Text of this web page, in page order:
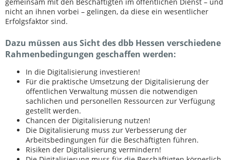
nicht an ihnen vorbei – gelingen, da diese ein wesentlicher
Erfolgsfaktor sind.
Dazu müssen aus Sicht des dbb Hessen verschiedene
Rahmenbedingungen geschaffen werden:
In die Digitalisierung investieren!
Für die praktische Umsetzung der Digitalisierung der
öffentlichen Verwaltung müssen die notwendigen
sachlichen und personellen Ressourcen zur Verfügung
gestellt werden.
Chancen der Digitalisierung nutzen!
Die Digitalisierung muss zur Verbesserung der
Arbeitsbedingungen für die Beschäftigten führen.
Risiken der Digitalisierung vermindern!